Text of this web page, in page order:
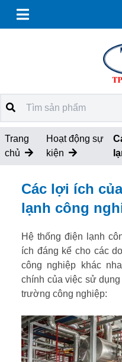
Trang
chủ
Hoạt động sự
kiện
Các lợi ích
lạnh công
Hệ thống điện lạnh
ích đáng kể cho các
công nghiệp khác
chính của việc sử
trường công nghiệp: